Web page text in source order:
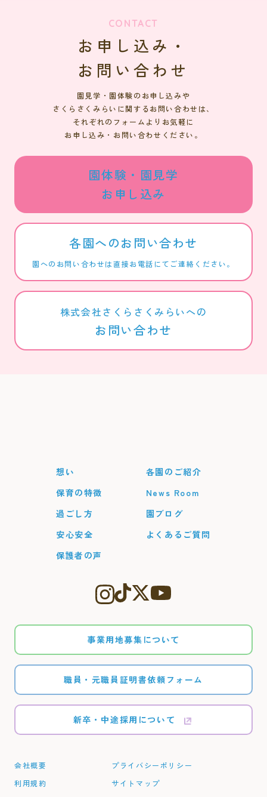
CONTACT
お申し込み・
お問い合わせ
園見学・園体験のお申し込みや
さくらさくみらいに関するお問い合わせは、
それぞれのフォームよりお気軽に
お申し込み・お問い合わせください。
園体験・園見学
お申し込み
各園へのお問い合わせ
園へのお問い合わせは直接お電話にてご連絡ください。
株式会社さくらさくみらいへの
お問い合わせ
想い
保育の特徴
過ごし方
安心安全
保護者の声
各園のご紹介
News Room
園ブログ
よくあるご質問
事業用地募集について
職員・元職員証明書依頼フォーム
新卒・中途採用について
会社概要
利用規約
プライバシーポリシー
サイトマップ